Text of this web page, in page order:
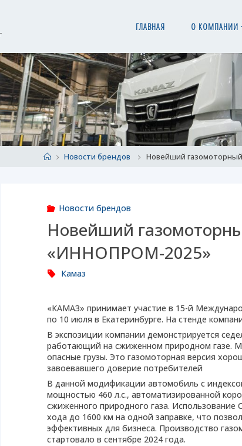
ГЛАВНАЯ О КОМПАНИИ
HomeНовости брендов Новейший
Новости брендов
Новейший
«ИННОПРОМ-2025»
Камаз
«КАМАЗ» принимает участие в 15-й
по 10 июля в Екатеринбурге. На стенде
В экспозиции компании демонстрируется
работающий на сжиженном природном газе.
опасные грузы. Это газомоторная версия
завоевавшего доверие потребителей
В данной модификации автомобиль с
мощностью 460 л.с., автоматизированной
сжиженного природного газа.
хода до 1600 км на одной заправке, что
эффективных для бизнеса. Производство
стартовало в сентябре 2024 года.